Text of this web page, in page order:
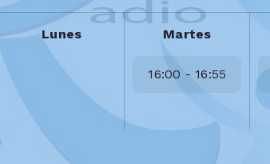
Lunes Martes
16:00 - 16:55